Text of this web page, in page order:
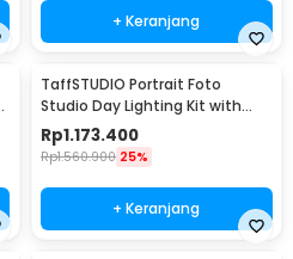
+ Keranjang
TaffSTUDIO Portrait Foto
Studio Day Lighting Kit with
Backdrop - LD-TZ25
Rp1.173.400
Rp1.560.900 25%
+ Keranjang